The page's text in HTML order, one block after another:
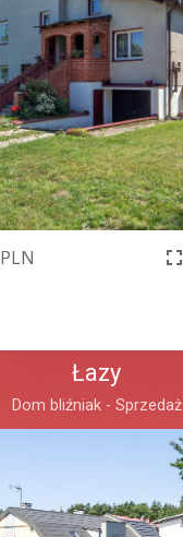
PLN
Łazy
Dom bliźniak - Sprzedaż